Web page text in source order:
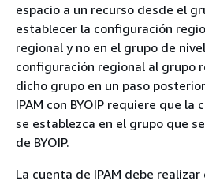
espacio a un recurso desde el
establecer la configuración
regional y no en el grupo de
configuración regional al grupo
dicho grupo en un paso
IPAM con BYOIP requiere que
se establezca en el grupo que
de BYOIP.
La cuenta de IPAM debe realizar